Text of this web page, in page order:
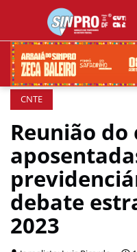
CNTE
Reunião
debate
2023